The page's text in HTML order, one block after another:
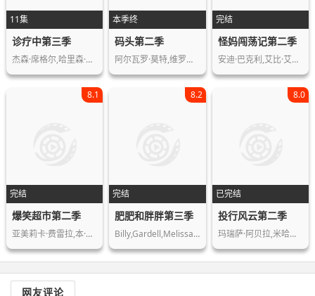
11集
诊疗中第三季
杰森·席格尔,哈里森·福特,坎迪斯·伯…
本季终
码头第二季
阿尔瓦罗·莫特,维罗妮卡·桑切兹,伊蕾…
完结
怪妈闯荡记第二季
安迪·巴克利,艾比·艾略特,乔安娜·卡…
完结
8.1
爆笑超市第二季
亚美莉卡·费雷拉,本·费德曼,劳伦·阿…
完结
8.2
肥肥和胖胖第三季
Billy,Gardell,Melissa,McCarthy,Swoos…
已完结
8.0
投行风云第二季
玛瑞萨·阿贝拉,米哈拉·赫罗德,哈利·…
网友评论